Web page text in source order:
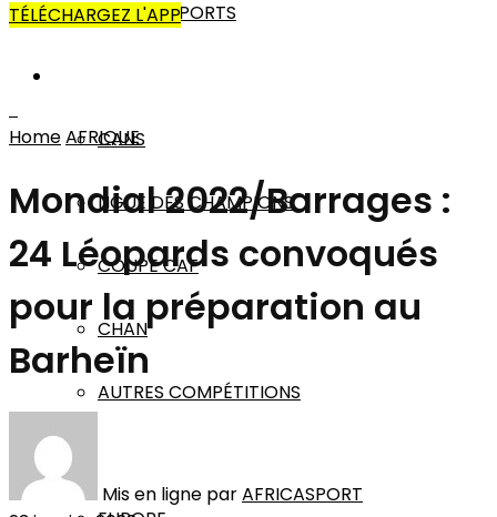
AUTRES SPORTS
CANS
LIGUE DES CHAMPIONS
COUPE CAF
CHAN
AUTRES COMPÉTITIONS
MONDE
TÉLÉCHARGEZ L'APP
HomeAFRIQUE
Mondial 2022/Barrages :
24 Léopards convoqués
pour la préparation au
Barheïn
Mis en ligne parAFRICASPORT